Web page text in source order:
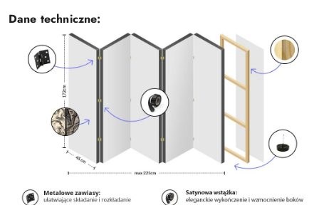
Dane techniczne: